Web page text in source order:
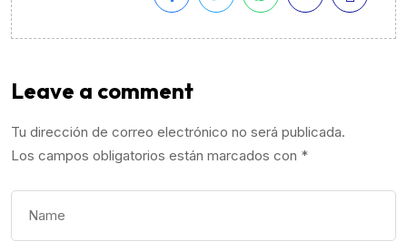
Leave a comment
Tu dirección de correo electrónico no será publicada.
Los campos obligatorios están marcados con *